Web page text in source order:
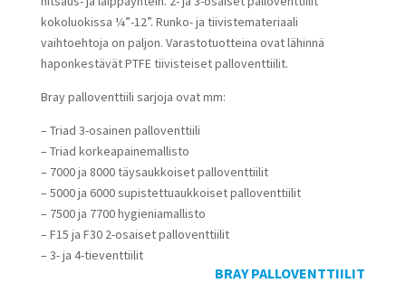
kokoluokissa ¼”-12”. Runko- ja tiivistemateriaali
vaihtoehtoja on paljon. Varastotuotteina ovat lähinnä
haponkestävät PTFE tiivisteiset palloventtiilit.
Bray palloventtiili sarjoja ovat mm:
– Triad 3-osainen palloventtiili
– Triad korkeapainemallisto
– 7000 ja 8000 täysaukkoiset palloventtiilit
– 5000 ja 6000 supistettuaukkoiset palloventtiilit
– 7500 ja 7700 hygieniamallisto
– F15 ja F30 2-osaiset palloventtiilit
– 3- ja 4-tieventtiilit
BRAY PALLOVENTTIILIT